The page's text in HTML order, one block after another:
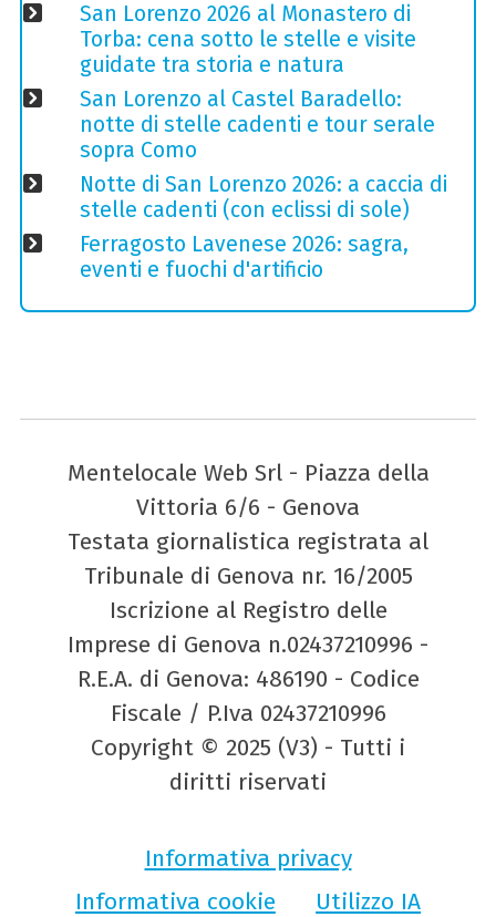
San Lorenzo 2026 al Monastero di
Torba: cena sotto le stelle e visite
guidate tra storia e natura
San Lorenzo al Castel Baradello:
notte di stelle cadenti e tour serale
sopra Como
Notte di San Lorenzo 2026: a caccia di
stelle cadenti (con eclissi di sole)
Ferragosto Lavenese 2026: sagra,
eventi e fuochi d'artificio
Mentelocale Web Srl - Piazza della
Vittoria 6/6 - Genova
Testata giornalistica registrata al
Tribunale di Genova nr. 16/2005
Iscrizione al Registro delle
Imprese di Genova n.02437210996 -
R.E.A. di Genova: 486190 - Codice
Fiscale / P.Iva 02437210996
Copyright © 2025 (V3) - Tutti i
diritti riservati
Informativa privacy
Informativa cookie
Utilizzo IA